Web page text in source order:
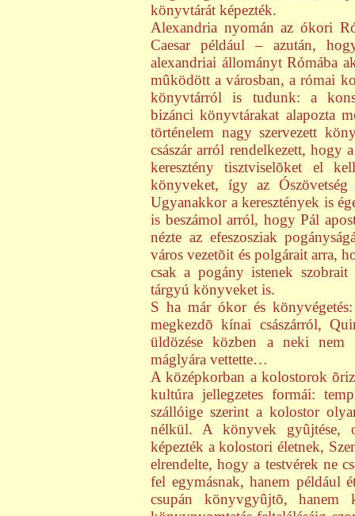
könyvtárát képezték.
Alexandria nyomán az ókori
Caesar például – azután,
alexandriai állományt Rómába
mûködött a városban, a római
könyvtárról is tudunk: a
bizánci könyvtárakat alapozta
történelem nagy szervezett
császár arról rendelkezett,
keresztény tisztviselõket el
könyveket, így az
Ugyanakkor a keresztények is
is beszámol arról, hogy Pál
nézte az efeszosziak
város vezetõit és polgárait arra,
csak a pogány istenek
tárgyú könyveket is.
S ha már ókor és
megkezdõ kínai császárról,
üldözése közben a neki
máglyára vettette…
A középkorban a kolostorok
kultúra jellegzetes formái:
szállóige szerint a kolostor
nélkül. A könyvek gyûjtése,
képezték a kolostori életnek,
elrendelte, hogy a testvérek ne
fel egymásnak, hanem például
csupán könyvgyûjtõ,